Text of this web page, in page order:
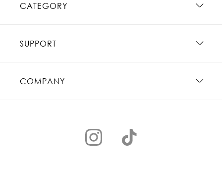
CATEGORY
SUPPORT
COMPANY